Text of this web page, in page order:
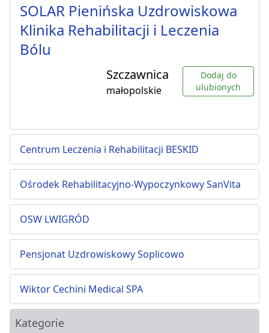
SOLAR Pienińska Uzdrowiskowa
Klinika Rehabilitacji i Leczenia
Bólu
Szczawnica
małopolskie
Dodaj do
ulubionych
Centrum Leczenia i Rehabilitacji BESKID
Ośrodek Rehabilitacyjno-Wypoczynkowy SanVita
OSW LWIGRÓD
Pensjonat Uzdrowiskowy Soplicowo
Wiktor Cechini Medical SPA
Kategorie